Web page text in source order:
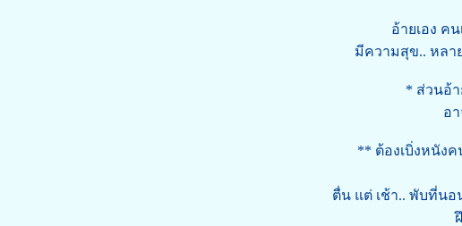
อ้ายเอง ค
มีความสุข.. หลา
* ส่วนอ้า
อ
** ต้องเบิ่งหนัง
ตื่น แต่ เช้า.. พับที่นอ